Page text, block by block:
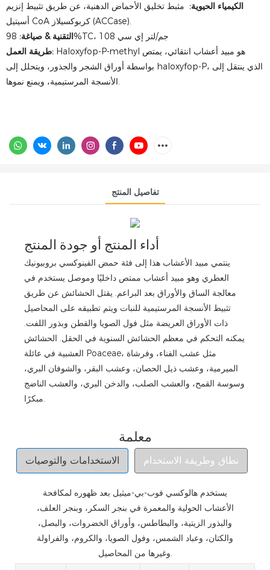
الكيمياء الحيوية: مثبط تخليق الأحماض الدهنية، عن طريق تثبيط إنزيم
أسيتيل CoA كربوكسيلاز (ACCase).
التقنية & صياغة:
98%TC، 108 جم/لتر إي سي
طريقة العمل: Haloxyfop-P-methyl هو مبيد أعشاب انتقائي، يمتص
بواسطة أوراق الشجر والجذور، ويتحلل إلى haloxyfop-P، الذي ينتقل إلى
الأنسجة المرستيمية، ويمنع نموها.
تفاصيل المنتج
أداء المنتج أو جودة المنتج
ينتمي مبيد الأعشاب هذا إلى فئة حمض الفينوكسي بروبيونيك
العطري وهو مبيد أعشاب ممتص داخليًا وموصل يستخدم في
معالجة الساق والأوراق بعد البراعم. يقتل الحشائش عن طريق
تثبيط الأنسجة المرستيمية للنبات ويتم تطبيقه على المحاصيل
ذات الأوراق العريضة مثل فول الصويا والقطن وبذور اللفت.
يمكنه التحكم في معظم الحشائش السنوية في الحقل. الحشائش
العشبية في عائلة Poaceae، مثل عشب الفناء، وفرشاة
الميرمية، وعشب ذيل الحصان، وعشب البقر، والشوفان البري،
وسوسة القمح، والعشب الصلب، والدخن البري، والعشب الناضج
مبكرًا.
معلمة
الاستخدامات والتوصيات نطاق وطريقة الاستخدام
يستخدم هالوكسي فوب-بي-ميثيل بعد ظهوره لمكافحة
الأعشاب الحولية والمعمرة في بنجر السكر، وبنجر العلف،
والبذور الزيتية، والبطاطس، وأوراق الخضروات، والبصل،
والكتان، وعباد الشمس، وفول الصويا، والكروم، والفراولة